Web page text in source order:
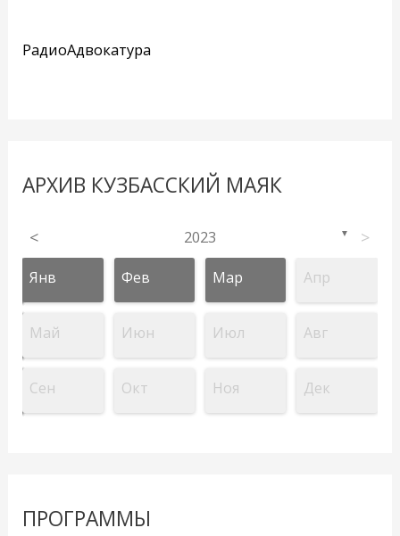
РадиоАдвокатура
АРХИВ КУЗБАССКИЙ МАЯК
< 2023 ▼ >
Янв Фев Мар Апр
Май Июн Июл Авг
Сен Окт Ноя Дек
ПРОГРАММЫ